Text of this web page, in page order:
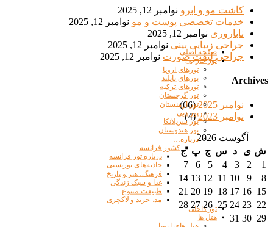
کاشت مو و ابرو نوامبر 12, 2025
خدمات تخصصی پوست و مو نوامبر 12, 2025
ناباروری نوامبر 12, 2025
جراحی زیبایی بینی نوامبر 12, 2025
جراحی لیفت صورت نوامبر 12, 2025
Archives
نوامبر 2025
(66)
نوامبر 2023
(4)
آگوست 2026
ش ی د س چ پ ج
1
2
3
4
5
6
7
8
9
10
11
12
13
14
15
16
17
18
19
20
21
22
23
24
25
26
27
28
29
30
31
صفحه اصلی
تور خارجی
تورهای اروپا
تورهای تایلند
تورهای ترکیه
تور گرجستان
تور ارمنستان
تور دبی
تور سریلانکا
تور هندوستان
درباره…
کشور فرانسه
درباره تور فرانسه
جاذبه‌های توریستی
فرهنگ، هنر و تاریخ
غذا و سبک زندگی
طبیعت متنوع
مد، خرید و لاکچری
تور داخلی
هتل ها